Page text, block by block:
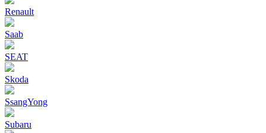
Renault
Saab
SEAT
Skoda
SsangYong
Subaru